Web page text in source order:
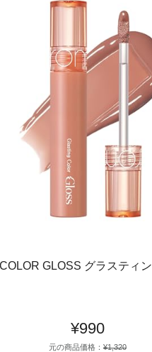
GLOSS グラスティ
¥990
元の商品価格： ¥1,320